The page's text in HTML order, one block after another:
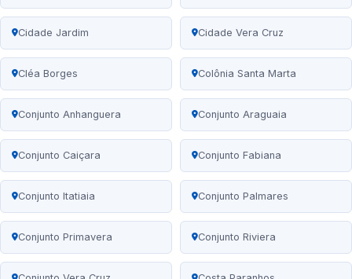
Cidade Jardim Cidade Vera Cruz
Cléa Borges Colônia Santa Marta
Conjunto Anhanguera Conjunto Araguaia
Conjunto Caiçara Conjunto Fabiana
Conjunto Itatiaia Conjunto Palmares
Conjunto Primavera Conjunto Riviera